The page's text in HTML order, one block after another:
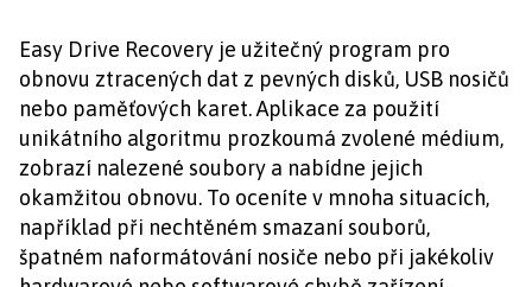
Easy Drive Recovery je užitečný program pro
obnovu ztracených dat z pevných disků, USB nosičů
nebo paměťových karet. Aplikace za použití
unikátního algoritmu prozkoumá zvolené médium,
zobrazí nalezené soubory a nabídne jejich
okamžitou obnovu. To oceníte v mnoha situacích,
například při nechtěném smazaní souborů,
špatném naformátování nosiče nebo při jakékoliv